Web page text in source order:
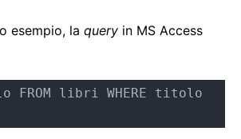
esempio, la query in MS Access
FROM libri WHERE titolo